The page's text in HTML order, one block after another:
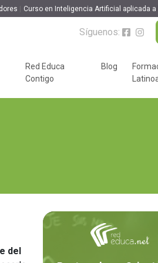
Curso en Inteligencia Artificial aplicada a
Síguenos:
Nuevas Tecnologías y
Ocio y Tiempo Libre
Red Educa
Contigo
Blog
del